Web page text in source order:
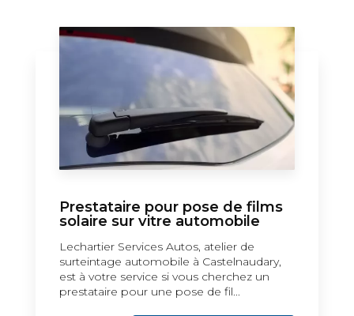
Prestataire pour pose de films
solaire sur vitre automobile
Lechartier Services Autos, atelier de
surteintage automobile à Castelnaudary,
est à votre service si vous cherchez un
prestataire pour une pose de fil...